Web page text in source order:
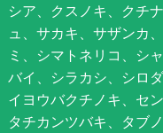
シア、クスノキ、クチ
ュ、サカキ、サザンカ
ミ、シマトネリコ、シ
バイ、シラカシ、シロ
イヨウバクチノキ、セ
タチカンツバキ、タブ